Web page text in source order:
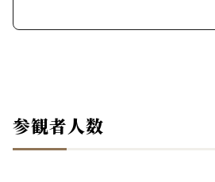
参観者人数